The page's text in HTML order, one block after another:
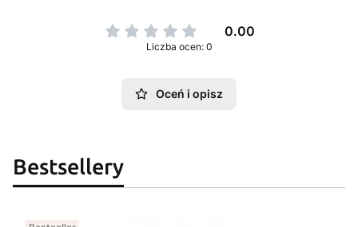
0.00
Liczba ocen: 0
Oceń i opisz
Bestsellery